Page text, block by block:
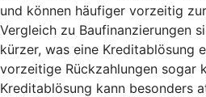
und können häufiger vorzeitig
Vergleich zu Baufinanzierungen
kürzer, was eine Kreditablösung
vorzeitige Rückzahlungen sogar
Kreditablösung kann besonders